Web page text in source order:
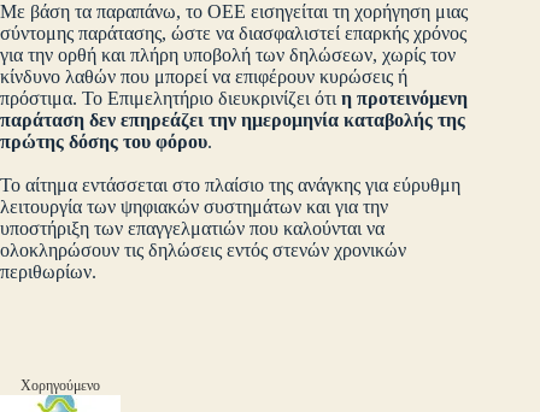
Με βάση τα παραπάνω, το ΟΕΕ εισηγείται τη χορήγηση μιας
σύντομης παράτασης, ώστε να διασφαλιστεί επαρκής χρόνος
για την ορθή και πλήρη υποβολή των δηλώσεων, χωρίς τον
κίνδυνο λαθών που μπορεί να επιφέρουν κυρώσεις ή
πρόστιμα. Το Επιμελητήριο διευκρινίζει ότι η προτεινόμενη
παράταση δεν επηρεάζει την ημερομηνία καταβολής της
πρώτης δόσης του φόρου.
Το αίτημα εντάσσεται στο πλαίσιο της ανάγκης για εύρυθμη
λειτουργία των ψηφιακών συστημάτων και για την
υποστήριξη των επαγγελματιών που καλούνται να
ολοκληρώσουν τις δηλώσεις εντός στενών χρονικών
περιθωρίων.
Χορηγούμενο